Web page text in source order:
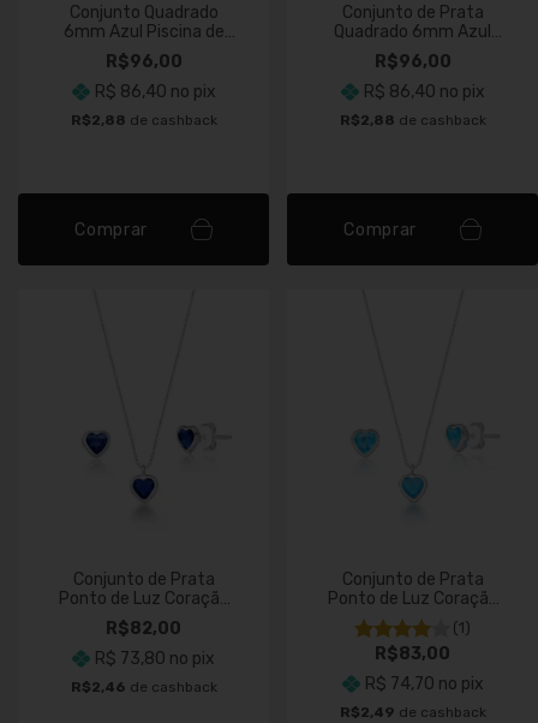
Conjunto Quadrado
6mm Azul Piscina de
Prata
R$96,00
R$ 86,40 no pix
R$2,88 de cashback
Comprar
Conjunto de Prata
Quadrado 6mm Azul
Claro
R$96,00
R$ 86,40 no pix
R$2,88 de cashback
Comprar
Conjunto de Prata
Ponto de Luz Coração
Azul Escuro
R$82,00
R$ 73,80 no pix
R$2,46 de cashback
Conjunto de Prata
Ponto de Luz Coração
Azul Piscina(1)
R$83,00
R$ 74,70 no pix
R$2,49 de cashback